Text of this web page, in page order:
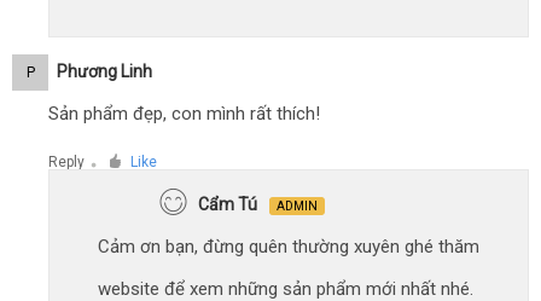
P Phương Linh
Sản phẩm đẹp, con mình rất thích!
Reply ● Like
Cẩm Tú ADMIN
Cảm ơn bạn, đừng quên thường xuyên ghé thăm
website để xem những sản phẩm mới nhất nhé.